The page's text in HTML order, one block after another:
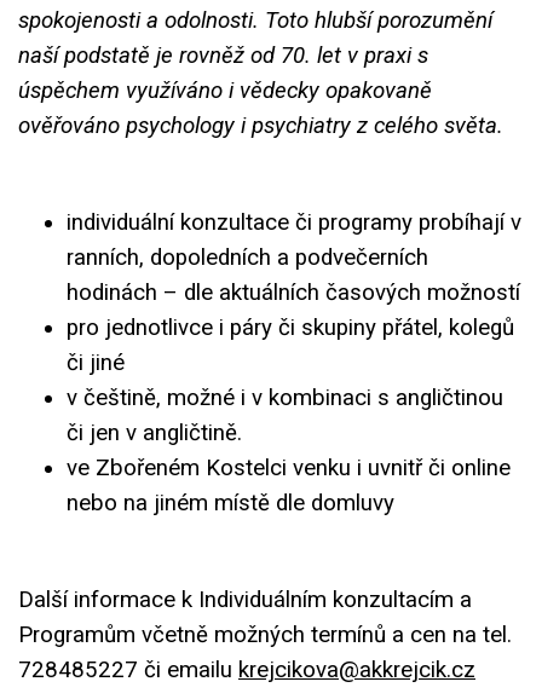
spokojenosti a odolnosti. Toto hlubší porozumění
naší podstatě je rovněž od 70. let v praxi s
úspěchem využíváno i vědecky opakovaně
ověřováno psychology i psychiatry z celého světa.
individuální konzultace či programy probíhají v
ranních, dopoledních a podvečerních
hodinách – dle aktuálních časových možností
pro jednotlivce i páry či skupiny přátel, kolegů
či jiné
v češtině, možné i v kombinaci s angličtinou
či jen v angličtině.
ve Zbořeném Kostelci venku i uvnitř či online
nebo na jiném místě dle domluvy
Další informace k Individuálním konzultacím a
Programům včetně možných termínů a cen na tel.
728485227 či emailu krejcikova@akkrejcik.cz